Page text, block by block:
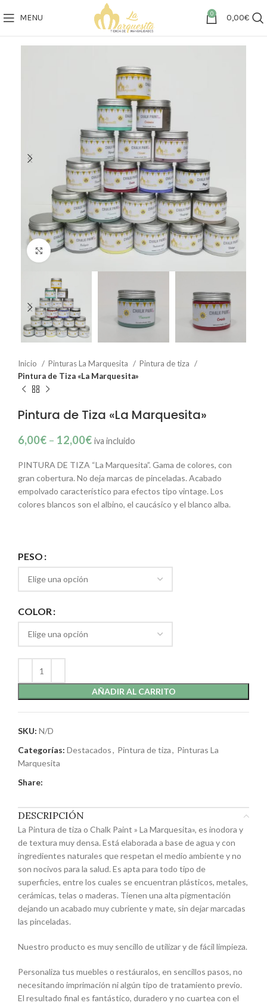
MENU 0 0,00€
Click to enlarge
Inicio Pinturas La Marquesita
Pintura de tiza
Pintura de Tiza «La Marquesita»
Pintura de Tiza «La Marquesita»
6,00€ – 12,00€ iva incluido
PINTURA DE TIZA “La Marquesita”. Gama de colores, con
gran cobertura. No deja marcas de pinceladas. Acabado
empolvado característico para efectos tipo vintage. Los
colores blancos son el albino, el caucásico y el blanco alba.
PESO
COLOR
AÑADIR AL CARRITO
SKU: N/D
Categorías: Destacados, Pintura de tiza, Pinturas La
Marquesita
Share:
DESCRIPCIÓN
La Pintura de tiza o Chalk Paint » La Marquesita», es inodora y
de textura muy densa. Está elaborada a base de agua y con
ingredientes naturales que respetan el medio ambiente y no
son nocivos para la salud. Es apta para todo tipo de
superficies, entre los cuales se encuentran plásticos, metales,
cerámicas, telas o maderas. Tienen una alta pigmentación
dejando un acabado muy cubriente y mate, sin dejar marcadas
las pinceladas.
Nuestro producto es muy sencillo de utilizar y de fácil limpieza.
Personaliza tus muebles o restáuralos, en sencillos pasos, no
necesitando imprimación ni algún tipo de tratamiento previo.
El resultado final es fantástico, duradero y no cuartea con el